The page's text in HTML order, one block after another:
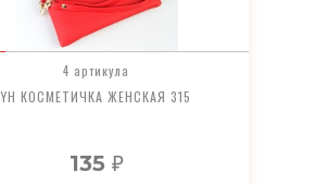
4 артикула
YH КОСМЕТИЧКА ЖЕНСКАЯ 315
135 ₽